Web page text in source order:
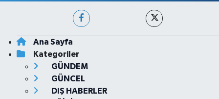
Ana Sayfa
Kategoriler
GÜNDEM
GÜNCEL
DIŞ HABERLER